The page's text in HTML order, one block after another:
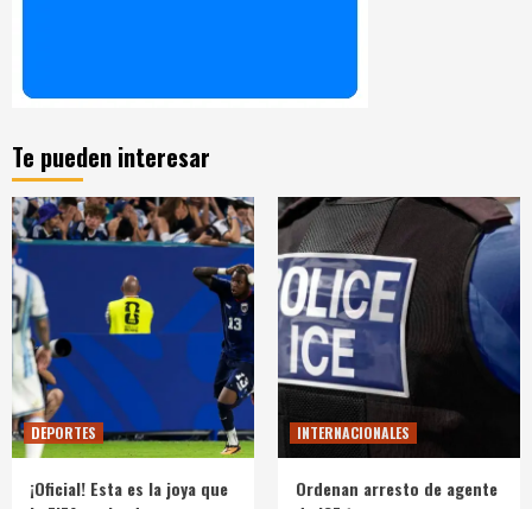
Te pueden interesar
DEPORTES
¡Oficial! Esta es la joya que
INTERNACIONALES
Ordenan arresto de agente